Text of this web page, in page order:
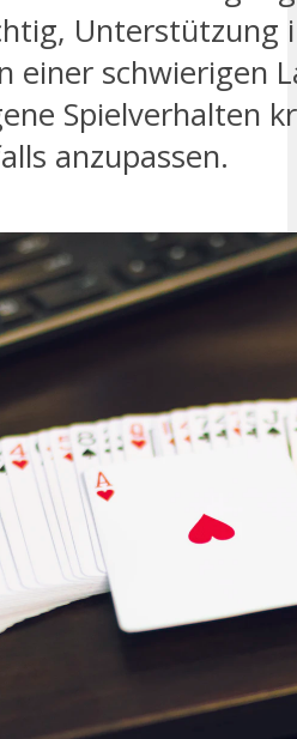
Unterstützung
einer schwierigen
Spielverhalten
anzupassen.